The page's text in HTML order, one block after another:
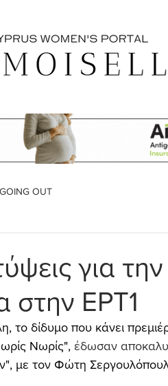
GOING OUT
για
στην ΕΡΤ1
το δίδυμο που κάνει
Νωρίς", έδωσαν
με τον Φώτη